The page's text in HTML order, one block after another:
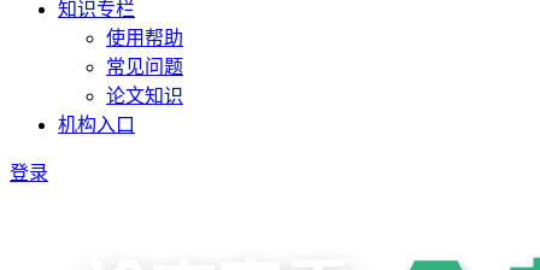
知识专栏
使用帮助
常见问题
论文知识
机构入口
登录